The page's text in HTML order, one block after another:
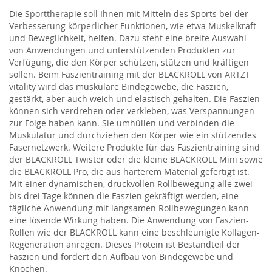
Die Sporttherapie soll Ihnen mit Mitteln des Sports bei der
Verbesserung körperlicher Funktionen, wie etwa Muskelkraft
und Beweglichkeit, helfen. Dazu steht eine breite Auswahl
von Anwendungen und unterstützenden Produkten zur
Verfügung, die den Körper schützen, stützen und kräftigen
sollen. Beim Faszientraining mit der BLACKROLL von ARTZT
vitality wird das muskuläre Bindegewebe, die Faszien,
gestärkt, aber auch weich und elastisch gehalten. Die Faszien
können sich verdrehen oder verkleben, was Verspannungen
zur Folge haben kann. Sie umhüllen und verbinden die
Muskulatur und durchziehen den Körper wie ein stützendes
Fasernetzwerk. Weitere Produkte für das Faszientraining sind
der BLACKROLL Twister oder die kleine BLACKROLL Mini sowie
die BLACKROLL Pro, die aus härterem Material gefertigt ist.
Mit einer dynamischen, druckvollen Rollbewegung alle zwei
bis drei Tage können die Faszien gekräftigt werden, eine
tägliche Anwendung mit langsamen Rollbewegungen kann
eine lösende Wirkung haben. Die Anwendung von Faszien-
Rollen wie der BLACKROLL kann eine beschleunigte Kollagen-
Regeneration anregen. Dieses Protein ist Bestandteil der
Faszien und fördert den Aufbau von Bindegewebe und
Knochen.